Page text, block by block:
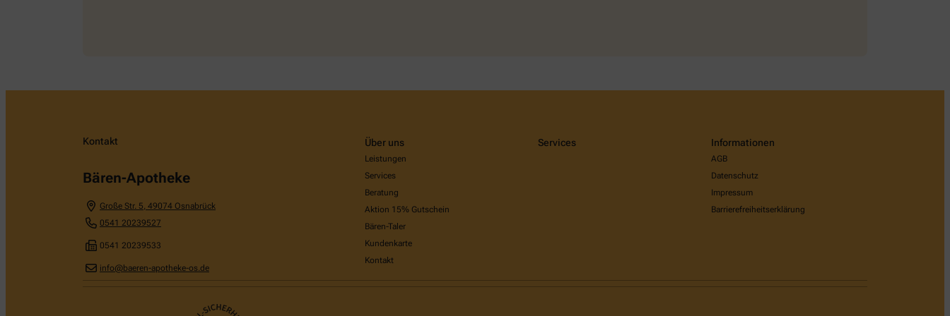
Kontakt
Bären-Apotheke
Große Str. 5, 49074 Osnabrück
0541 20239527
0541 20239533
info@baeren-apotheke-os.de
Über uns
Leistungen
Services
Beratung
Aktion 15% Gutschein
Bären-Taler
Kundenkarte
Kontakt
Services Informationen
AGB
Datenschutz
Impressum
Barrierefreiheitserklärung